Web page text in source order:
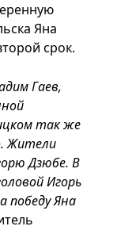
Яна
срок.
Гаев,
так же
Жители
Дзюбе. В
Игорь
победу Яна